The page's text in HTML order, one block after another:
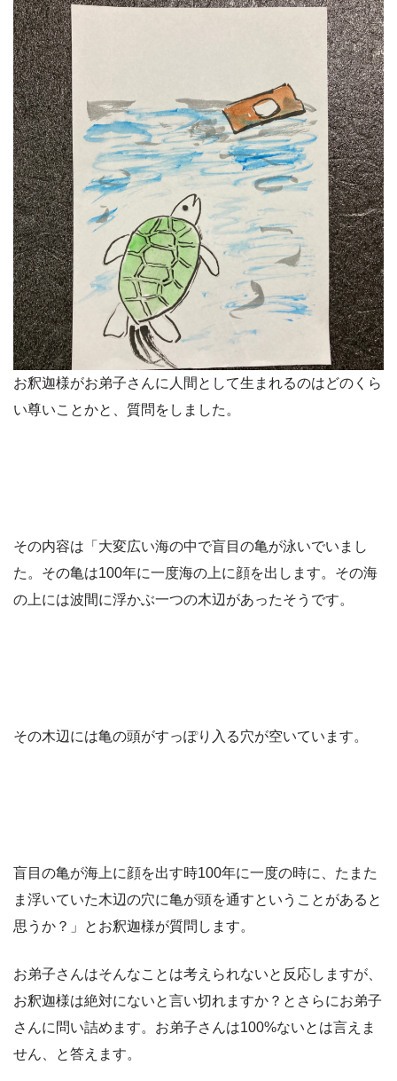
お釈迦様がお弟子さんに人間として生まれるのはどのくら
い尊いことかと、質問をしました。
その内容は「大変広い海の中で盲目の亀が泳いでいまし
た。その亀は100年に一度海の上に顔を出します。その海
の上には波間に浮かぶ一つの木辺があったそうです。
その木辺には亀の頭がすっぽり入る穴が空いています。
盲目の亀が海上に顔を出す時100年に一度の時に、たまた
ま浮いていた木辺の穴に亀が頭を通すということがあると
思うか？」とお釈迦様が質問します。
お弟子さんはそんなことは考えられないと反応しますが、
お釈迦様は絶対にないと言い切れますか？とさらにお弟子
さんに問い詰めます。お弟子さんは100%ないとは言えま
せん、と答えます。